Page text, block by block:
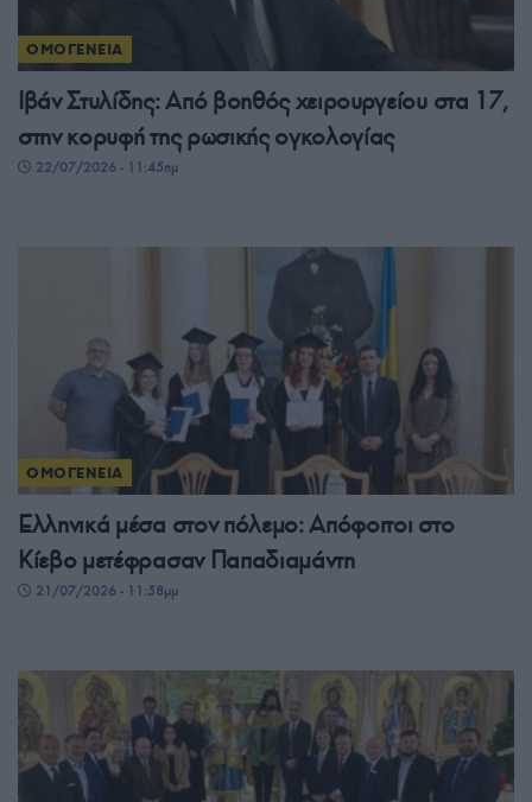
ΟΜΟΓΕΝΕΙΑ
Ιβάν Στυλίδης: Από βοηθός χειρουργείου στα 17,
στην κορυφή της ρωσικής ογκολογίας
22/07/2026 - 11:45πμ
ΟΜΟΓΕΝΕΙΑ
Ελληνικά μέσα στον πόλεμο: Απόφοιτοι στο
Κίεβο μετέφρασαν Παπαδιαμάντη
21/07/2026 - 11:58μμ